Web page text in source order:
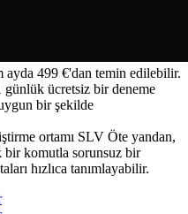
ayda 499 €'dan temin edilebilir.
günlük ücretsiz bir deneme
bir şekilde
ortamı SLV Öte yandan,
bir komutla sorunsuz bir
hızlıca tanımlayabilir.